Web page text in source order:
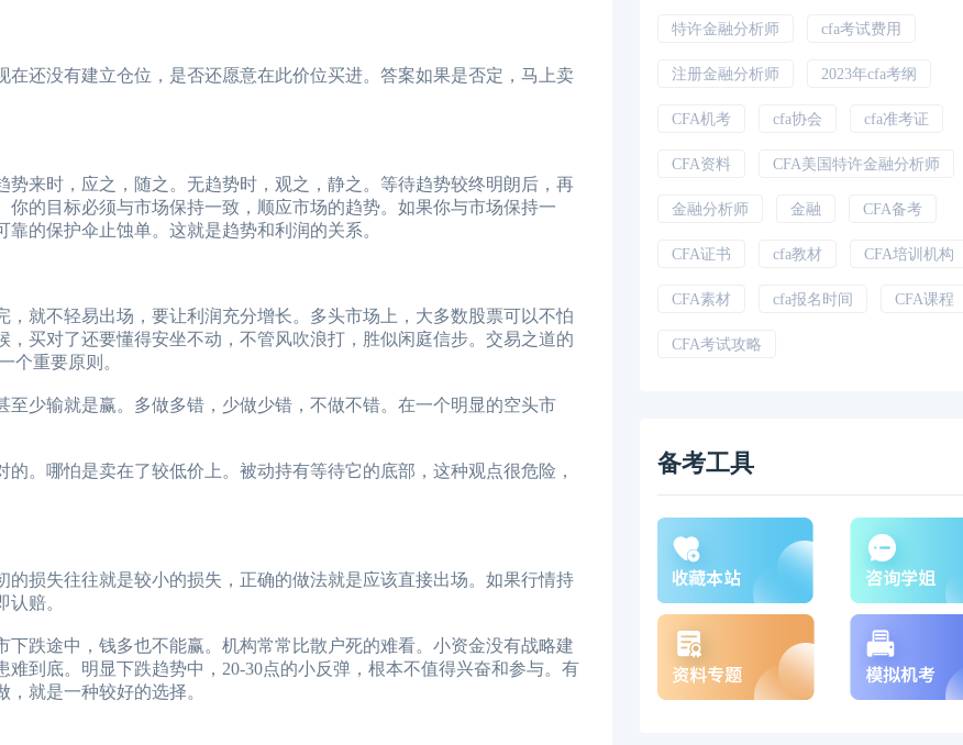
没有建立仓位，是否还愿意在此价位买进。答案如果是否定，马上卖
时，应之，随之。无趋势时，观之，静之。等待趋势较终明朗后，再
的目标必须与市场保持一致，顺应市场的趋势。如果你与市场保持一
的保护伞止蚀单。这就是趋势和利润的关系。
不轻易出场，要让利润充分增长。多头市场上，大多数股票可以不怕
买对了还要懂得安坐不动，不管风吹浪打，胜似闲庭信步。交易之道的
个重要原则。
少输就是赢。多做多错，少做少错，不做不错。在一个明显的空头市
哪怕是卖在了较低价上。被动持有等待它的底部，这种观点很危险，
失往往就是较小的损失，正确的做法就是应该直接出场。如果行情持
赔。
途中，钱多也不能赢。机构常常比散户死的难看。小资金没有战略建
到底。明显下跌趋势中，20-30点的小反弹，根本不值得兴奋和参与。有
就是一种较好的选择。
特许金融分析师 cfa考试费用
注册金融分析师 2023年cfa考纲
CFA机考 cfa协会 cfa准考证
CFA资料 CFA美国特许金融分析师
金融分析师 金融 CFA备考
CFA证书 cfa教材 CFA培训机构
CFA素材 cfa报名时间 CFA课程
CFA考试攻略
备考工具